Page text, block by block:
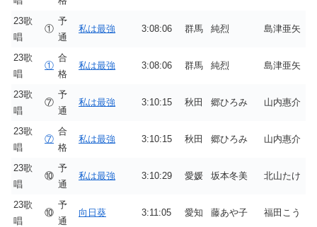
23歌
唱
①
予
通
私は最強 3:08:06 群馬 純烈 島津亜矢
23歌
唱
①
合
格
私は最強 3:08:06 群馬 純烈 島津亜矢
23歌
唱
⑦
予
通
私は最強 3:10:15 秋田 郷ひろみ 山内惠介
23歌
唱
⑦
合
格
私は最強 3:10:15 秋田 郷ひろみ 山内惠介
23歌
唱
⑩
予
通
私は最強 3:10:29 愛媛 坂本冬美 北山たけ
23歌
唱
⑩
予
通
向日葵 3:11:05 愛知 藤あや子 福田こう